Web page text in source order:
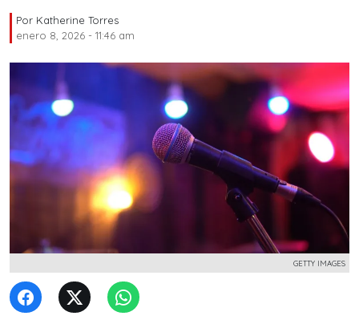
Por Katherine Torres
enero 8, 2026 - 11:46 am
GETTY IMAGES